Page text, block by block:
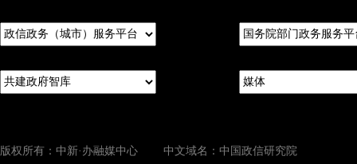
版权所有：中新·办融媒中心 中文域名：中国政信研究院